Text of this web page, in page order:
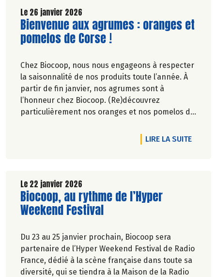
Le 26 janvier 2026
Lire la suite de l'article
Bienvenue aux agrumes : oranges et
pomelos de Corse !
Chez Biocoop, nous nous engageons à respecter
la saisonnalité de nos produits toute l’année. À
partir de fin janvier, nos agrumes sont à
l’honneur chez Biocoop. (Re)découvrez
particulièrement nos oranges et nos pomelos de
LIRE LA SUITEDE
Le 22 janvier 2026
Lire la suite de l'article
Biocoop, au rythme de l’Hyper
Weekend Festival
Du 23 au 25 janvier prochain, Biocoop sera
partenaire de l’Hyper Weekend Festival de Radio
France, dédié à la scène française dans toute sa
diversité, qui se tiendra à la Maison de la Radio